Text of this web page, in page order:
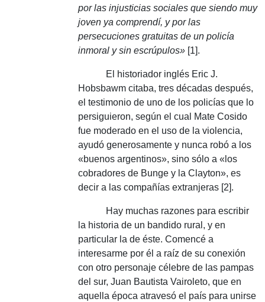
por las injusticias sociales que siendo muy
joven ya comprendí, y por las
persecuciones gratuitas de un policía
inmoral y sin escrúpulos» [1].
El historiador inglés Eric J.
Hobsbawm citaba, tres décadas después,
el testimonio de uno de los policías que lo
persiguieron, según el cual Mate Cosido
fue moderado en el uso de la violencia,
ayudó generosamente y nunca robó a los
«buenos argentinos», sino sólo a «los
cobradores de Bunge y la Clayton», es
decir a las compañías extranjeras [2].
Hay muchas razones para escribir
la historia de un bandido rural, y en
particular la de éste. Comencé a
interesarme por él a raíz de su conexión
con otro personaje célebre de las pampas
del sur, Juan Bautista Vairoleto, que en
aquella época atravesó el país para unirse